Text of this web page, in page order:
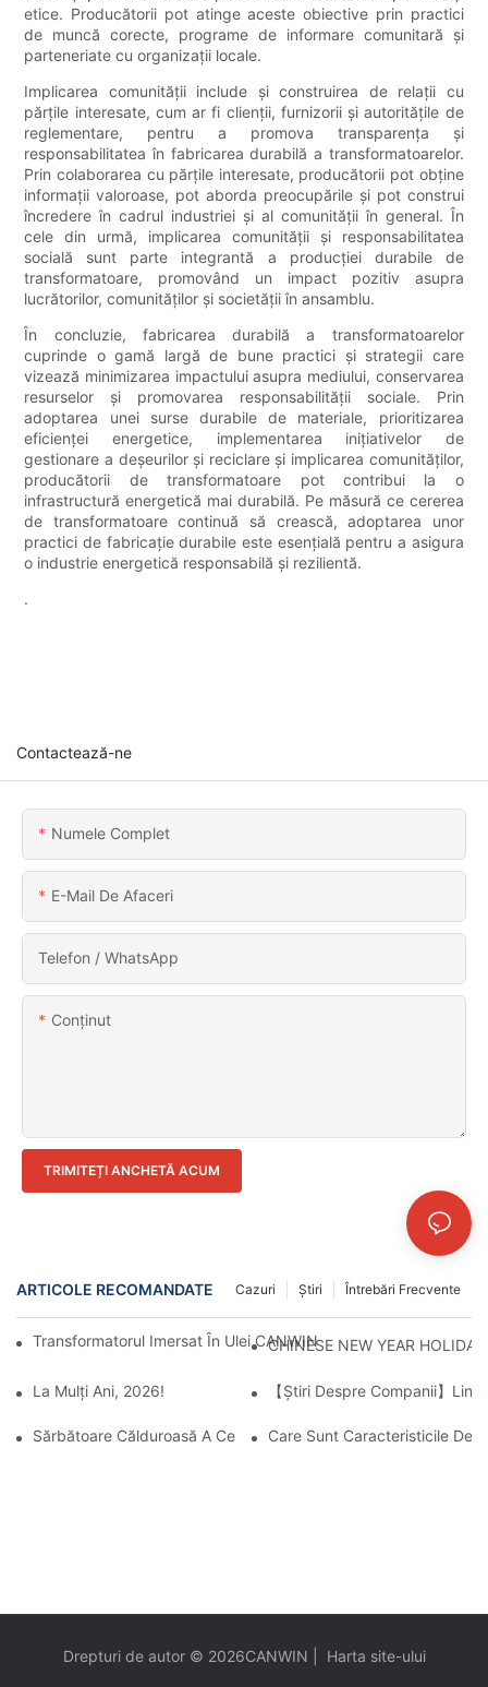
etice. Producătorii pot atinge aceste obiective prin practici
de muncă corecte, programe de informare comunitară și
parteneriate cu organizații locale.
Implicarea comunității include și construirea de relații cu
părțile interesate, cum ar fi clienții, furnizorii și autoritățile de
reglementare, pentru a promova transparența și
responsabilitatea în fabricarea durabilă a transformatoarelor.
Prin colaborarea cu părțile interesate, producătorii pot obține
informații valoroase, pot aborda preocupările și pot construi
încredere în cadrul industriei și al comunității în general. În
cele din urmă, implicarea comunității și responsabilitatea
socială sunt parte integrantă a producției durabile de
transformatoare, promovând un impact pozitiv asupra
lucrătorilor, comunităților și societății în ansamblu.
În concluzie, fabricarea durabilă a transformatoarelor
cuprinde o gamă largă de bune practici și strategii care
vizează minimizarea impactului asupra mediului, conservarea
resurselor și promovarea responsabilității sociale. Prin
adoptarea unei surse durabile de materiale, prioritizarea
eficienței energetice, implementarea inițiativelor de
gestionare a deșeurilor și reciclare și implicarea comunităților,
producătorii de transformatoare pot contribui la o
infrastructură energetică mai durabilă. Pe măsură ce cererea
de transformatoare continuă să crească, adoptarea unor
practici de fabricație durabile este esențială pentru a asigura
o industrie energetică responsabilă și rezilientă.
.
Contactează-ne
Numele Complet
E-Mail De Afaceri
Telefon / WhatsApp
Conţinut
TRIMITEȚI ANCHETĂ ACUM
ARTICOLE RECOMANDATE Întrebări Frecvente
Ştiri
Cazuri
Transformatorul Imersat În Ulei CANWIN, Iluminând Viitorul Și
CHINESE NEW YEAR
La Mulți Ani, 2026! 【Știri Despre Companii】
Sărbătoare Călduroasă A Celei De-A 22-A Aniversări A CANWIN!
Care Sunt Caracteristicile De
Drepturi de autor © 2026CANWIN Harta site-ului